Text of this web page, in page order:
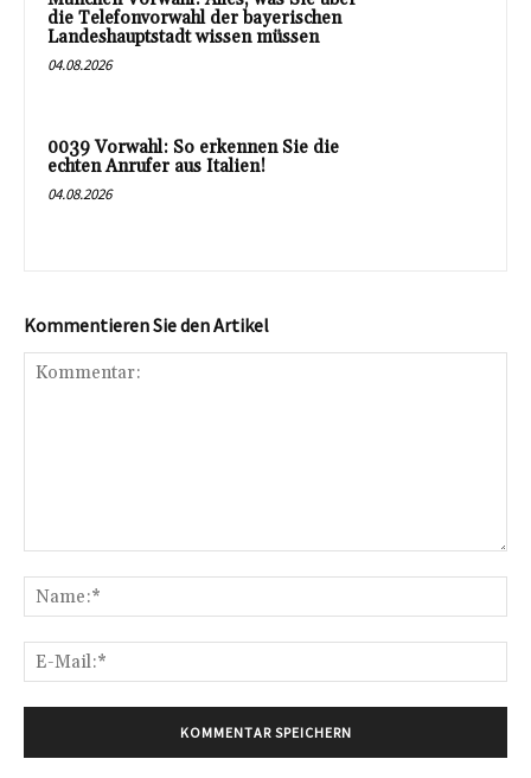
die Telefonvorwahl der bayerischen
Landeshauptstadt wissen müssen
04.08.2026
0039 Vorwahl: So erkennen Sie die
echten Anrufer aus Italien!
04.08.2026
Kommentieren Sie den Artikel